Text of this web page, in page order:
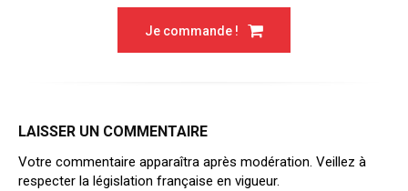
Je commande !
LAISSER UN COMMENTAIRE
Votre commentaire apparaîtra après modération. Veillez à
respecter la législation française en vigueur.